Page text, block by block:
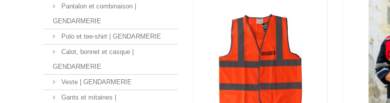
Pantalon et combinaison |
GENDARMERIE
Polo et tee-shirt | GENDARMERIE
Calot, bonnet et casque |
GENDARMERIE
Veste | GENDARMERIE
Gants et mitaines |